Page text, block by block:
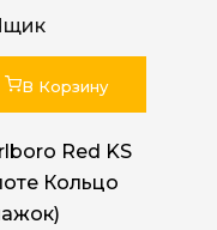
В Корзину
Red KS
Кольцо